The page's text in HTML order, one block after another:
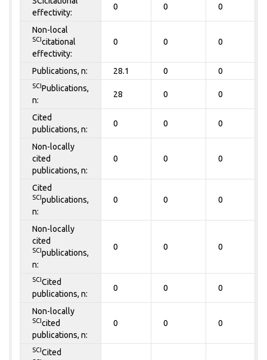
effectivity:
0 0 0
Non-local
SCIcitational
effectivity:
0 0 0
Publications, n: 28.1 0 0
SCIPublications,
n:
28 0 0
Cited
publications, n:
0 0 0
Non-locally
cited
publications, n:
0 0 0
Cited
SCIpublications,
n:
0 0 0
Non-locally
cited
SCIpublications,
n:
0 0 0
SCICited
publications, n:
0 0 0
Non-locally
SCIcited
publications, n:
0 0 0
SCICited